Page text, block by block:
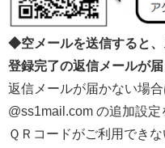
◆空メールを送信すると、
登録完了の返信メールが届
返信メールが届かない場
@ss1mail.com の追加設定
ＱＲコードがご利用でき